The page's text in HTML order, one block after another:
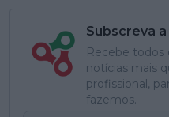
Subscreva
Recebe todos
notícias mais
profissional,
fazemos.